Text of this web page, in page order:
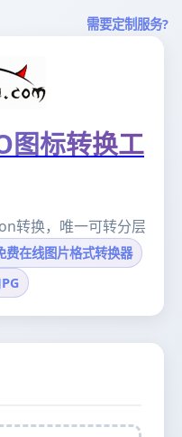
需要定制服务?
图标转换工
转换，唯一可转分层
费在线图片格式转换器